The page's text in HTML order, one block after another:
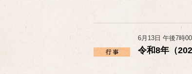
6月13日 午後7時
令和8年（